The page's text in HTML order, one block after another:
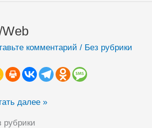
Web
комментарий / Без рубрики
далее »
рубрики